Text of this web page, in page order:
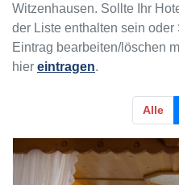
Witzenhausen. Sollte Ihr
der Liste enthalten sein
Eintrag bearbeiten/löschen
hier eintragen.
Alle